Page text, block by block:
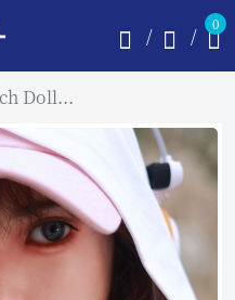
0
Irontech Doll 161cm Fカップ S32ヘッド フルシリコン製ラブドール